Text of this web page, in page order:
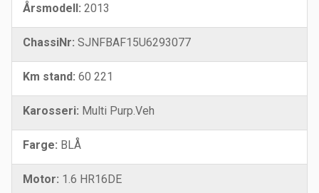
Årsmodell: 2013
ChassiNr: SJNFBAF15U6293077
Km stand: 60 221
Karosseri: Multi Purp.Veh
Farge: BLÅ
Motor: 1.6 HR16DE